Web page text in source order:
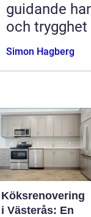
guidande
och trygghet
Simon Hagberg
Köksrenovering
i Västerås: En